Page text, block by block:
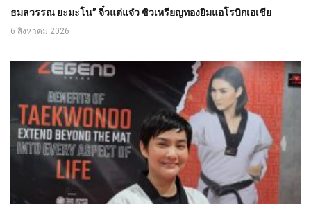
ธมลวรรณ ยะมะโน” จิ๋วแต่แจ๋ว ซิวเหรียญทองยิมแอโรบิกเอเชีย
6 สิงหาคม 2026